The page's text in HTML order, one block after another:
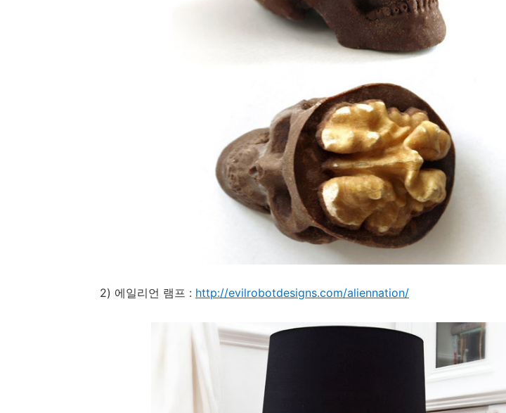
2) 에일리언 램프 : http://evilrobotdesigns.com/aliennation/